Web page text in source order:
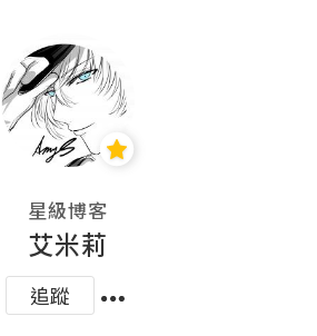
星級博客
艾米莉
追蹤